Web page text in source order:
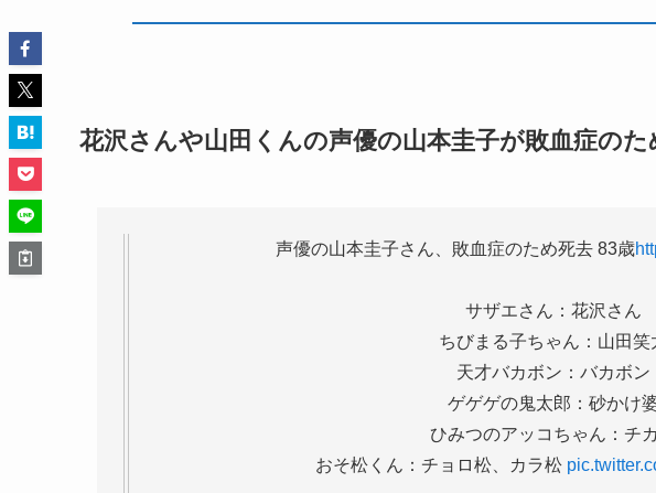
花沢さんや山田くんの声優の山本圭子が敗血症のた
声優の山本圭子さん、敗血症のため死去 83歳
サザエさん：花沢さん
ちびまる子ちゃん：山田笑
天才バカボン：バカボン
ゲゲゲの鬼太郎：砂かけ
ひみつのアッコちゃん：チ
おそ松くん：チョロ松、カラ松